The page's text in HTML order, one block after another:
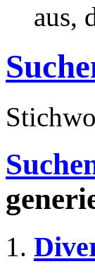
aus,